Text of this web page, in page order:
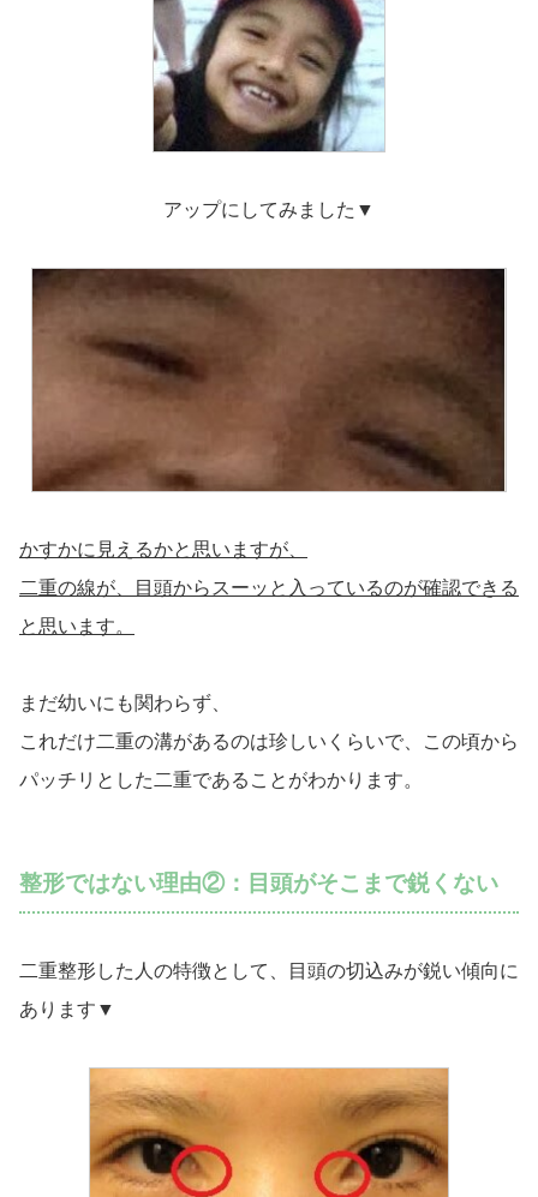
アップにしてみました▼
かすかに見えるかと思いますが、
二重の線が、目頭からスーッと入っているのが確認できる
と思います。
まだ幼いにも関わらず、
これだけ二重の溝があるのは珍しいくらいで、この頃から
パッチリとした二重であることがわかります。
整形ではない理由②：目頭がそこまで鋭くない
二重整形した人の特徴として、目頭の切込みが鋭い傾向に
あります▼